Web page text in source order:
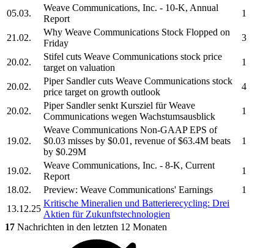
05.03.
Weave Communications, Inc. - 10-K, Annual
Report
1
21.02.
Why Weave Communications Stock Flopped on
Friday
3
20.02.
Stifel cuts Weave Communications stock price
target on valuation
1
20.02.
Piper Sandler cuts Weave Communications stock
price target on growth outlook
4
20.02.
Piper Sandler senkt Kursziel fürWeave
Communications wegen Wachstumsausblick
1
19.02.
Weave Communications Non-GAAP EPS of
$0.03 misses by $0.01, revenue of $63.4M beats
by $0.29M
1
19.02.
Weave Communications, Inc. - 8-K, Current
Report
1
18.02.
Preview: Weave Communications' Earnings
1
13.12.25
Kritische Mineralien und Batterierecycling: Drei
Aktien für Zukunftstechnologien
17 Nachrichten in den letzten 12 Monaten